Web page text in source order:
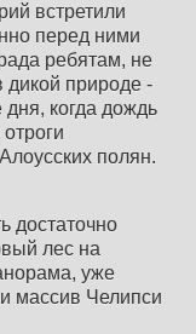
встретили
перед ними
ребятам, не
дикой природе -
когда дождь
полян.
достаточно
лес на
уже
массив Челипси